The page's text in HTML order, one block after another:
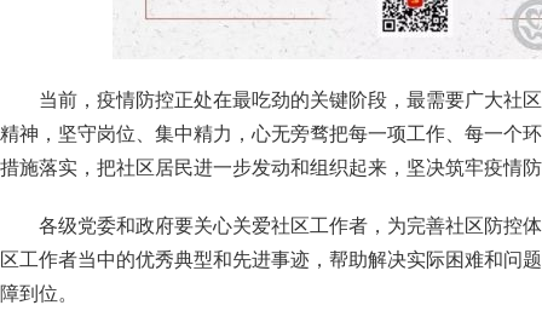
当前，疫情防控正处在最吃劲的关键阶段，最需要广大社
精神，坚守岗位、集中精力，心无旁骛把每一项工作、每一个
措施落实，把社区居民进一步发动和组织起来，坚决筑牢疫情
各级党委和政府要关心关爱社区工作者，为完善社区防控
区工作者当中的优秀典型和先进事迹，帮助解决实际困难和问
障到位。